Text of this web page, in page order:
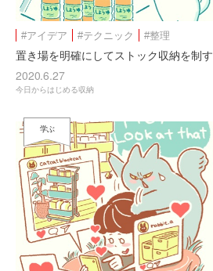
#アイデア #テクニック #整理
置き場を明確にしてストック収納を制す
2020.6.27
今日からはじめる収納
学ぶ